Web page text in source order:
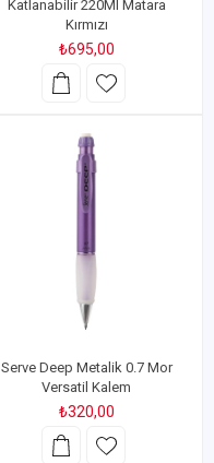
Katlanabilir 220Ml Matara
Kırmızı
₺695,00
Serve Deep Metalik 0.7 Mor
Versatil Kalem
₺320,00